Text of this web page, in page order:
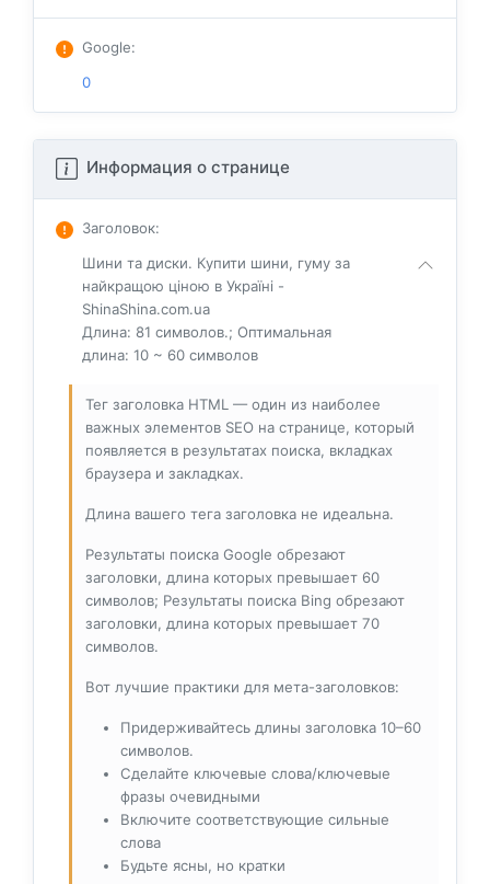
Google:
0
Информация о странице
Заголовок:
Шини та диски. Купити шини, гуму за
найкращою ціною в Україні -
ShinaShina.com.ua
Длина: 81 символов.; Оптимальная
длина: 10 ~ 60 символов
Тег заголовка HTML — один из наиболее
важных элементов SEO на странице, который
появляется в результатах поиска, вкладках
браузера и закладках.
Длина вашего тега заголовка не идеальна.
Результаты поиска Google обрезают
заголовки, длина которых превышает 60
символов; Результаты поиска Bing обрезают
заголовки, длина которых превышает 70
символов.
Вот лучшие практики для мета-заголовков:
Придерживайтесь длины заголовка 10–60
символов.
Сделайте ключевые слова/ключевые
фразы очевидными
Включите соответствующие сильные
слова
Будьте ясны, но кратки